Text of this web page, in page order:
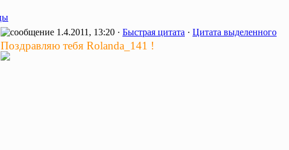
1.4.2011, 13:20 · Быстрая цитата · Цитата выделенного
Поздравляю тебя Rolanda_141 !